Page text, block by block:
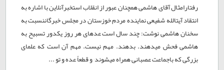
رفتارامثال آقای هاشمی همچنان عبور از انقلاب استخبرآنلاین با اشاره به
انتقاد آیتالله شفيعی نماینده مردم خوزستان در مجلس خبرگاننسبت به
سخنان هاشمی نوشت: چند سال است عدهای هر روز یکدور تسبيح به
هاشمی فحش میدهند. بدهند. مهم نيست. مهم آن است که علمای
بزرگی که باجماعت عصبانی همراه میشوند٬ و قطعاً عده و تو ...